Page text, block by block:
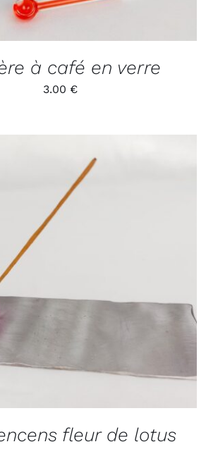
à café en verre
3.00 €
SELECT OPTIONS
fleur de lotus